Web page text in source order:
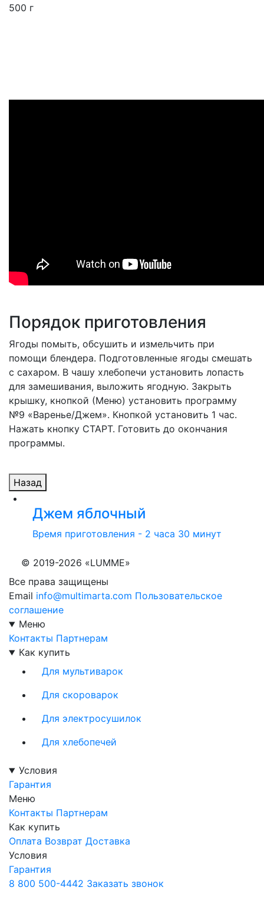
500 г
Порядок приготовления
Ягоды помыть, обсушить и измельчить при
помощи блендера. Подготовленные ягоды смешать
с сахаром. В чашу хлебопечи установить лопасть
для замешивания, выложить ягодную. Закрыть
крышку, кнопкой (Меню) установить программу
№9 «Варенье/Джем». Кнопкой установить 1 час.
Нажать кнопку СТАРТ. Готовить до окончания
программы.
Назад
Джем яблочный
Время приготовления - 2 часа 30 минут
© 2019-2026 «LUMME»
Все права защищены
Email info@multimarta.com Пользовательское
соглашение
Меню
Контакты Партнерам
Как купить
Для мультиварок
Для скороварок
Для электросушилок
Для хлебопечей
Условия
Гарантия
Меню
Контакты Партнерам
Как купить
Оплата Возврат Доставка
Условия
Гарантия
8 800 500-4442 Заказать звонок